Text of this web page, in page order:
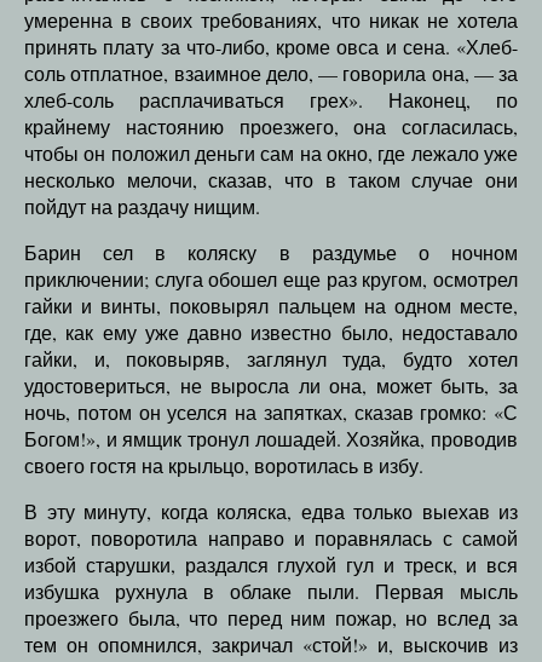
умеренна в своих требованиях, что никак не хотела
принять плату за что-либо, кроме овса и сена. «Хлеб-
соль отплатное, взаимное дело, — говорила она, — за
хлеб-соль расплачиваться грех». Наконец, по
крайнему настоянию проезжего, она согласилась,
чтобы он положил деньги сам на окно, где лежало уже
несколько мелочи, сказав, что в таком случае они
пойдут на раздачу нищим.
Барин сел в коляску в раздумье о ночном
приключении; слуга обошел еще раз кругом, осмотрел
гайки и винты, поковырял пальцем на одном месте,
где, как ему уже давно известно было, недоставало
гайки, и, поковыряв, заглянул туда, будто хотел
удостовериться, не выросла ли она, может быть, за
ночь, потом он уселся на запятках, сказав громко: «С
Богом!», и ямщик тронул лошадей. Хозяйка, проводив
своего гостя на крыльцо, воротилась в избу.
В эту минуту, когда коляска, едва только выехав из
ворот, поворотила направо и поравнялась с самой
избой старушки, раздался глухой гул и треск, и вся
избушка рухнула в облаке пыли. Первая мысль
проезжего была, что перед ним пожар, но вслед за
тем он опомнился, закричал «стой!» и, выскочив из